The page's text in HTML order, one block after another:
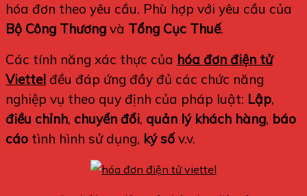
hóa đơn theo yêu cầu. Phù hợp với yêu cầu của
Bộ Công Thương và Tổng Cục Thuế.
Các tính năng xác thực của hóa đơn điện tử
Viettel đều đáp ứng đầy đủ các chức năng
nghiệp vụ theo quy định của pháp luật: Lập,
điều chỉnh, chuyển đổi, quản lý khách hàng, báo
cáo tình hình sử dụng, ký sốv.v.